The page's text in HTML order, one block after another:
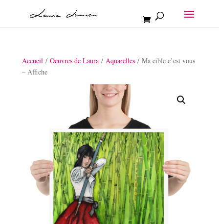
Accueil/ Oeuvres de Laura/ Aquarelles/ Ma cible c’est vous
– Affiche